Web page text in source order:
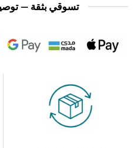
تسوقي بثقة — توصيل